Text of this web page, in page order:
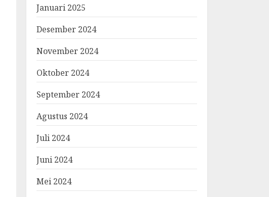
Januari 2025
Desember 2024
November 2024
Oktober 2024
September 2024
Agustus 2024
Juli 2024
Juni 2024
Mei 2024